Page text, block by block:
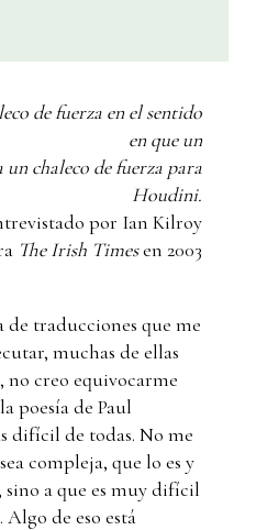
de fuerza en el sentido
en que un
un chaleco de fuerza para
Houdini.
por Ian Kilroy
The Irish Timesen 2003
traducciones que me
muchas de ellas
no creo equivocarme
poesía de Paul
difícil de todas. No me
compleja, que lo es y
sino a que es muy difícil
de eso está